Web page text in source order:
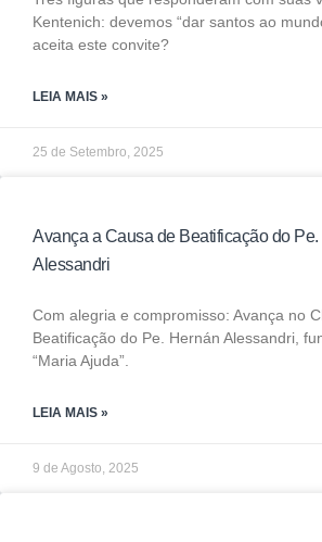
Kentenich: devemos “dar santos ao
aceita este convite?
LEIA MAIS »
25 de Setembro, 2025
Avança a Causa de Beatificação do
Alessandri
Com alegria e compromisso: Avança no
Beatificação do Pe. Hernán Alessandri,
“Maria Ajuda”.
LEIA MAIS »
9 de Agosto, 2025